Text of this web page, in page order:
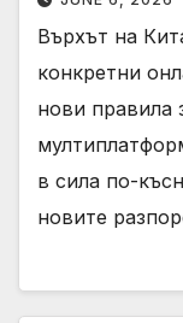
Върхът на
конкретни
нови правила
в сила по-
новите